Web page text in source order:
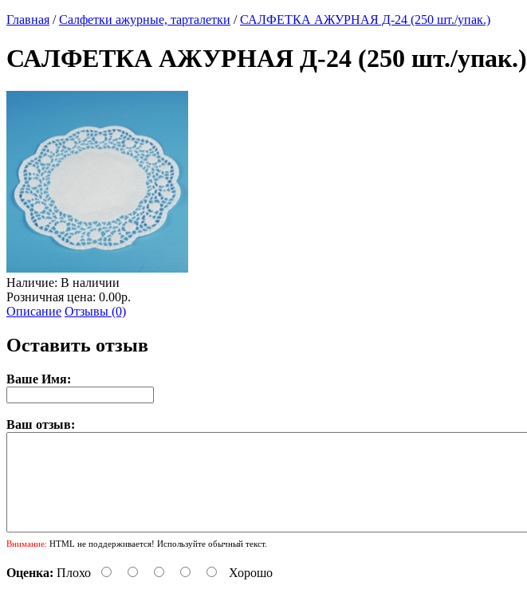
Главная /Салфетки ажурные, тарталетки /САЛФЕТКА АЖУРНАЯ Д-24 (250 шт./упак.)
САЛФЕТКА АЖУРНАЯ Д-24 (250 шт./упак.)
Наличие: В наличии
Розничная цена: 0.00р.
Описание Отзывы (0)
Оставить отзыв
Ваше Имя:
Ваш отзыв:
Внимание: HTML не поддерживается! Используйте обычный текст.
Оценка: Плохо Хорошо